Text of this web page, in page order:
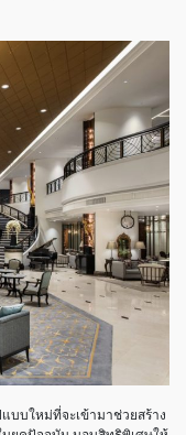
บบใหม่ที่จะเข้ามาช่วยสร้าง